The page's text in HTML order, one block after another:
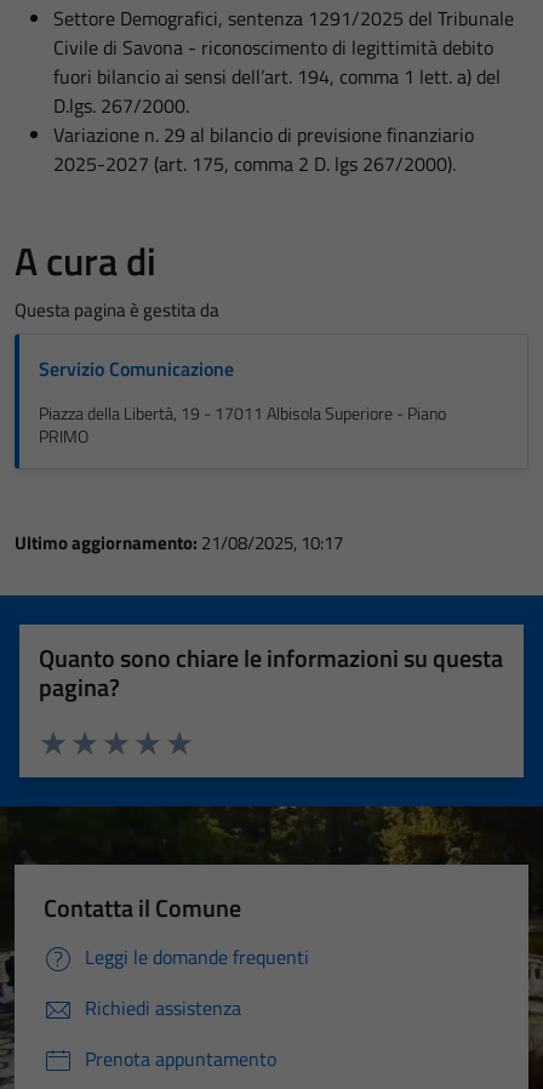
Settore Demografici, sentenza 1291/2025 del Tribunale
Civile di Savona - riconoscimento di legittimità debito
fuori bilancio ai sensi dell’art. 194, comma 1 lett. a) del
D.lgs. 267/2000.
Variazione n. 29 al bilancio di previsione finanziario
2025-2027 (art. 175, comma 2 D. lgs 267/2000).
A cura di
Questa pagina è gestita da
Servizio Comunicazione
Piazza della Libertà, 19 - 17011 Albisola Superiore - Piano
PRIMO
Ultimo aggiornamento: 21/08/2025, 10:17
Quanto sono chiare le informazioni su questa
pagina?
Valuta 5 stelle su 5
Valuta 4 stelle su 5
Valuta 3 stelle su 5
Valuta 2 stelle su 5
Valuta 1 stelle su 5
Contatta il Comune
Leggi le domande frequenti
Richiedi assistenza
Prenota appuntamento